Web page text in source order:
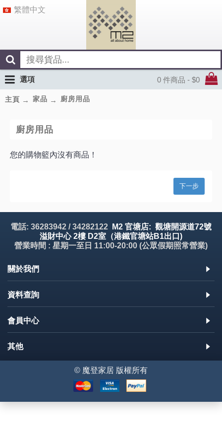
繁體中文
0 件商品 - $0
選項
主頁 家品 廚房用品
廚房用品
您的購物籃內沒有商品！
下一步
電話: 36283942 / 34282122
M2 官塘店: 觀塘開源道72號
溢財中心 2樓 D2室（港鐵官塘站B1出口)
營業時間 : 星期一至日 11:00-20:00 (公眾假期照常營業)
關於我們
資料查詢
會員中心
其他
© 魔登家居 版權所有